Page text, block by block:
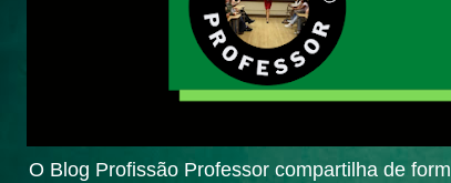
O Blog Profissão Professor compartilha de